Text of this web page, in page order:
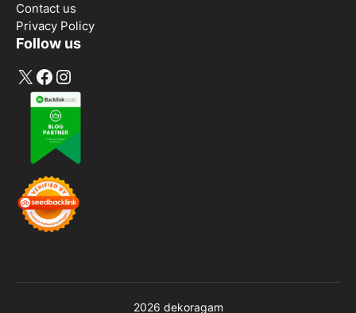
Contact us
Privacy Policy
Follow us
X Facebook
Instagram
2026 dekoragam